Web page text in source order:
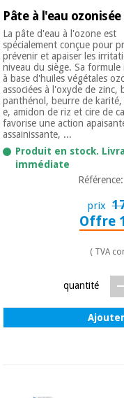
Vétérinaire
Orthopédie
Instruments
chirurgicaux
(déstockage)
Pâte à l'eau
La pâte d'eau à l'ozone est
spécialement conçue pour
prévenir et apaiser les
niveau du siège. Sa
à base d'huiles végétales
associées à l'oxyde de zinc,
panthénol, beurre de karité,
e, amidon de riz et cire de
favorise une action
assainissante, ...
Produit en stock.
immédiate
prix
Offre
( TVA
quantité